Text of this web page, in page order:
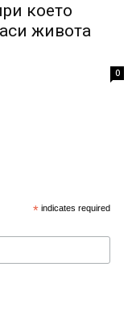
което
живота
0
* indicates required